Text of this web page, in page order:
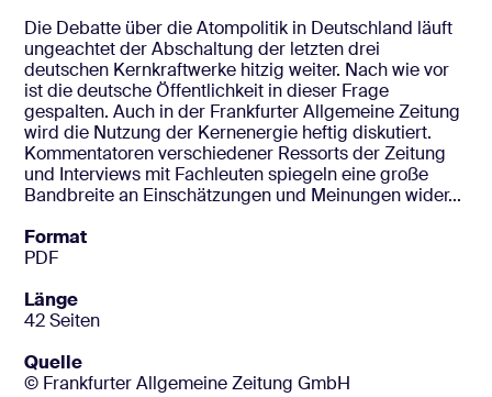
Die Debatte über die Atompolitik in Deutschland läuft
ungeachtet der Abschaltung der letzten drei
deutschen Kernkraftwerke hitzig weiter. Nach wie vor
ist die deutsche Öffentlichkeit in dieser Frage
gespalten. Auch in der Frankfurter Allgemeine Zeitung
wird die Nutzung der Kernenergie heftig diskutiert.
Kommentatoren verschiedener Ressorts der Zeitung
und Interviews mit Fachleuten spiegeln eine große
Bandbreite an Einschätzungen und Meinungen wider...
Format
PDF
Länge
42 Seiten
Quelle
© Frankfurter Allgemeine Zeitung GmbH